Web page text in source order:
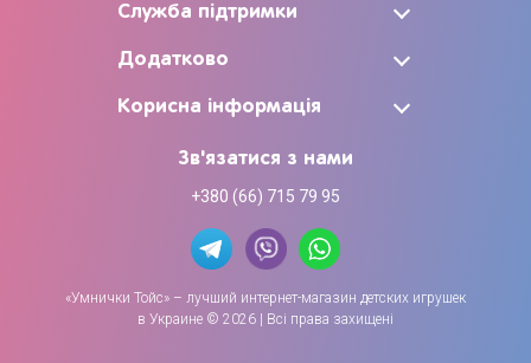
Служба підтримки
Додатково
Корисна інформація
Зв'язатися з нами
+380 (66) 715 79 95
«Умнички Тойс» – лучший интернет-магазин детских игрушек
в Украине © 2026 | Всі права захищені